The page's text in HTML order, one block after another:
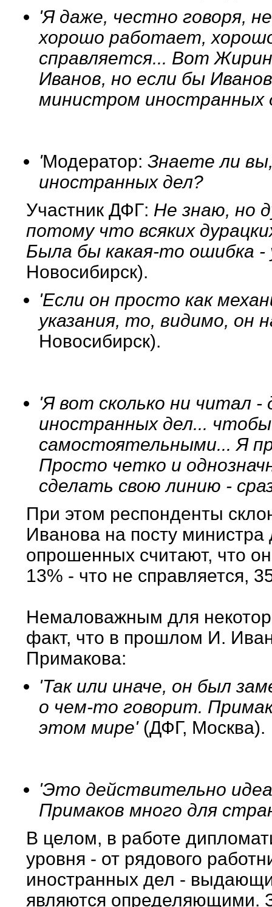
'Я даже, честно говоря,
хорошо работает,
справляется... Вот
Иванов, но если бы
министром иностранных
'Модератор: Знаете ли
иностранных дел?
Участник ДФГ: Не знаю, но
потому что всяких
Была бы какая-то ошибка -
Новосибирск).
'Если он просто как
указания, то, видимо, он
Новосибирск).
'Я вот сколько ни читал
иностранных дел...
самостоятельными... Я
Просто четко и
сделать свою линию -
При этом респонденты
Иванова на посту
опрошенных считают, что
13% - что не справляется,
Немаловажным для
факт, что в прошлом И.
Примакова:
'Так или иначе, он был
о чем-то говорит.
этом мире' (ДФГ, Москва).
'Это действительно
Примаков много для
В целом, в работе
уровня - от рядового
иностранных дел -
являются определяющими.